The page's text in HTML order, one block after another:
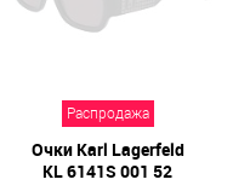
Распродажа
Очки Karl Lagerfeld
KL 6141S 001 52